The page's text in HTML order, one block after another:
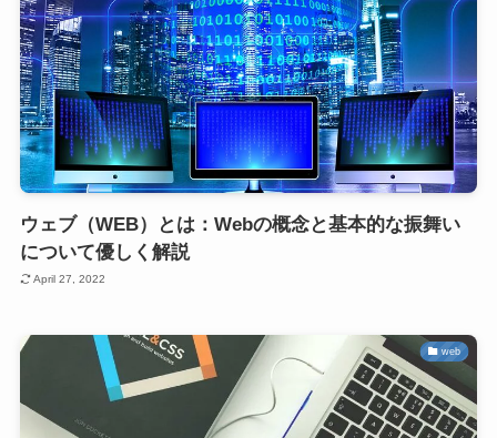
ウェブ（WEB）とは：Webの概念と基本的な振舞い
について優しく解説
April 27, 2022
web